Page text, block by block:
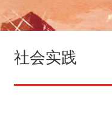
社会实践